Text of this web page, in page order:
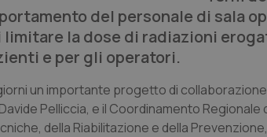
del personale di sala
limitare la dose di radiazioni
e per gli operatori.
un importante progetto di
Pelliccia, e il Coordinamento
della Riabilitazione e della